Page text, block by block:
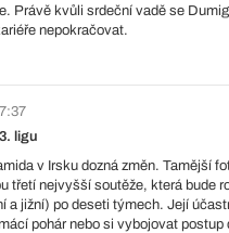
Právě kvůli srdeční vadě se
nepokračovat.
ligu
v Irsku dozná změn. Tamější
třetí nejvyšší soutěže, která bude
a jižní) po deseti týmech. Její
pohár nebo si vybojovat postup